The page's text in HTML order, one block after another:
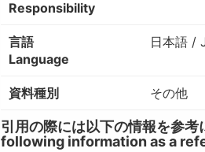
Responsibility
言語
Language
日本語 /
資料種別 その他
引用の際には以下の情報を参
following information as a